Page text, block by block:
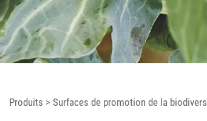
Produits > Surfaces de promotion de la